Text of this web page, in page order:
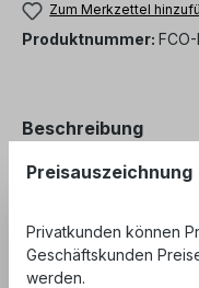
Zum Merkzettel
Produktnummer:
Beschreibung
LC simplex Stecker
Bewertungen
Preisauszeichnung
Privatkunden können
Geschäftskunden
werden.